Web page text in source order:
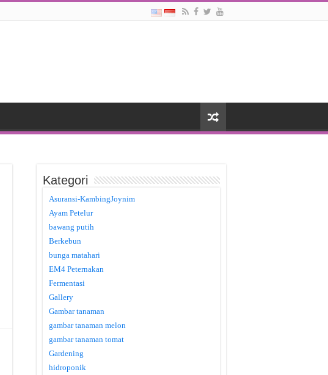
Kategori
Asuransi-KambingJoynim
Ayam Petelur
bawang putih
Berkebun
bunga matahari
EM4 Peternakan
Fermentasi
Gallery
Gambar tanaman
gambar tanaman melon
gambar tanaman tomat
Gardening
hidroponik